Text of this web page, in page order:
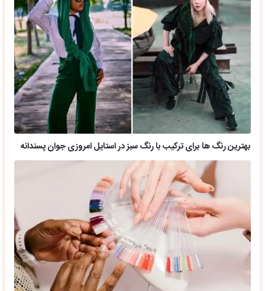
بهترین رنگ ها برای ترکیب با رنگ سبز در استایل امروزی جوان پسندانه